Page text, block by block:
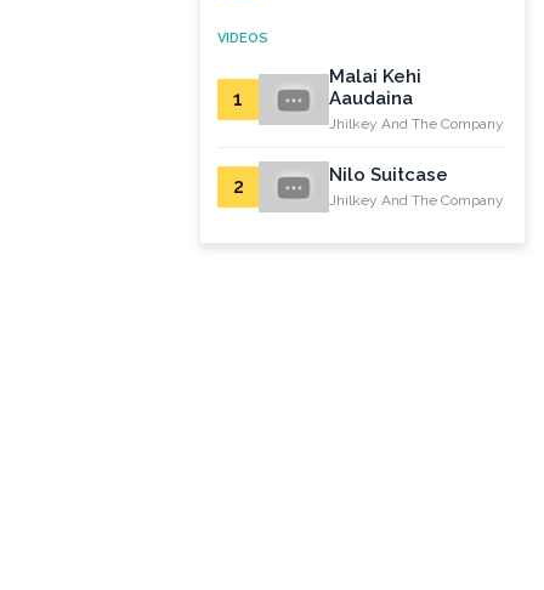
VIDEOS
1
Malai Kehi
Aaudaina
Jhilkey And The Company
2 Nilo Suitcase
Jhilkey And The Company